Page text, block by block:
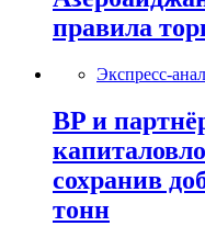
правила
Экспресс-
BP и
сохранив
тонн